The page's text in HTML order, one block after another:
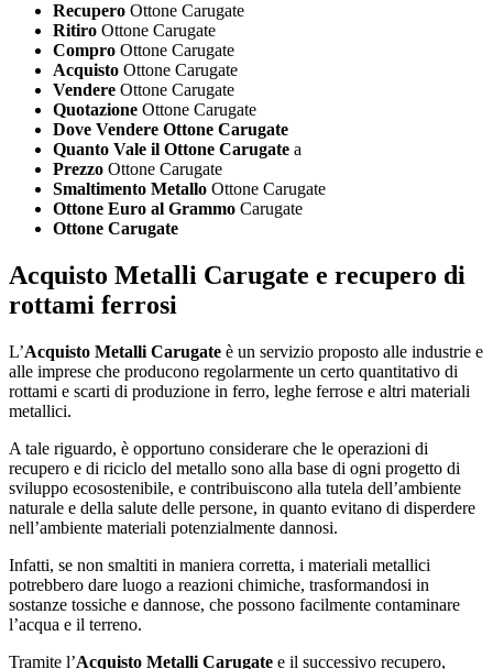
Recupero Ottone Carugate
Ritiro Ottone Carugate
Compro Ottone Carugate
Acquisto Ottone Carugate
Vendere Ottone Carugate
Quotazione Ottone Carugate
Dove Vendere Ottone Carugate
Quanto Vale il Ottone Carugate a
Prezzo Ottone Carugate
Smaltimento Metallo Ottone Carugate
Ottone Euro al Grammo Carugate
Ottone Carugate
Acquisto Metalli Carugate e recupero di
rottami ferrosi
L’Acquisto Metalli Carugate è un servizio proposto alle industrie e
alle imprese che producono regolarmente un certo quantitativo di
rottami e scarti di produzione in ferro, leghe ferrose e altri materiali
metallici.
A tale riguardo, è opportuno considerare che le operazioni di
recupero e di riciclo del metallo sono alla base di ogni progetto di
sviluppo ecosostenibile, e contribuiscono alla tutela dell’ambiente
naturale e della salute delle persone, in quanto evitano di disperdere
nell’ambiente materiali potenzialmente dannosi.
Infatti, se non smaltiti in maniera corretta, i materiali metallici
potrebbero dare luogo a reazioni chimiche, trasformandosi in
sostanze tossiche e dannose, che possono facilmente contaminare
l’acqua e il terreno.
Tramite l’Acquisto Metalli Carugate e il successivo recupero,